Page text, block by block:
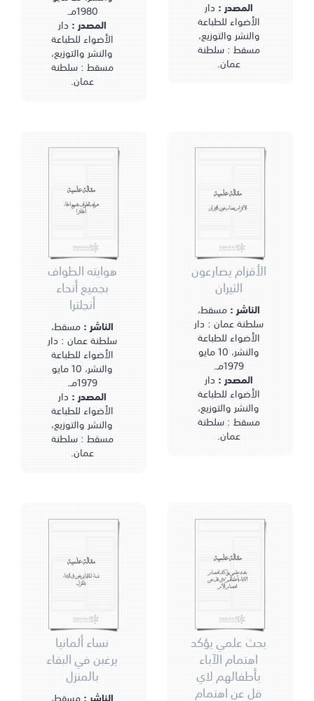
1980مـ.
المصدر : دار
الأضواء للطباعة
والنشر والتوزيع،
مسقط : سلطنة
عمان.
المصدر : دار
الأضواء للطباعة
والنشر والتوزيع،
مسقط : سلطنة
عمان.
مقالة علمية
هوايته الطواف بجميع أنحاء
أنجلترا
هوايته الطواف
بجميع أنحاء
أنجلترا
الناشر :مسقط،
سلطنة عمان : دار
الأضواء للطباعة
والنشر، 10 مايو
1979مـ.
المصدر : دار
الأضواء للطباعة
والنشر والتوزيع،
مسقط : سلطنة
عمان.
مقالة علمية
الأقزام يصارعون الثيران
الأقزام يصارعون
الثيران
الناشر :مسقط،
سلطنة عمان : دار
الأضواء للطباعة
والنشر، 10 مايو
1979مـ.
المصدر : دار
الأضواء للطباعة
والنشر والتوزيع،
مسقط : سلطنة
عمان.
مقالة علمية
نساء ألمانيا يرغبن في البقاء
بالمنزل
نساء ألمانيا
يرغبن في البقاء
بالمنزل
مقالة علمية
بحث علمي يؤكد اهتمام
الآباء بأطفالهم لاي قل عن
اهتمام الأم
بحث علمي يؤكد
اهتمام الآباء
بأطفالهم لاي
قل عن اهتمام